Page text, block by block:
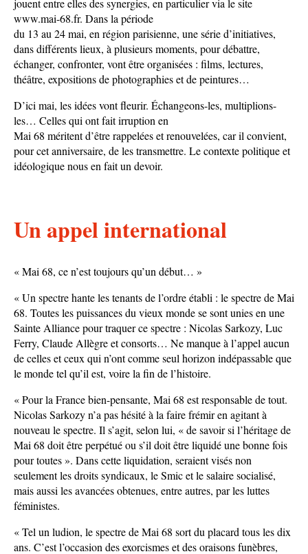
jouent entre elles des synergies, en particulier via le site
www.mai-68.fr. Dans la période
du 13 au 24 mai, en région parisienne, une série d’initiatives,
dans différents lieux, à plusieurs moments, pour débattre,
échanger, confronter, vont être organisées : films, lectures,
théâtre, expositions de photographies et de peintures…
D’ici mai, les idées vont fleurir. Échangeons-les, multiplions-
les… Celles qui ont fait irruption en
Mai 68 méritent d’être rappelées et renouvelées, car il convient,
pour cet anniversaire, de les transmettre. Le contexte politique et
idéologique nous en fait un devoir.
Un appel international
« Mai 68, ce n’est toujours qu’un début… »
« Un spectre hante les tenants de l’ordre établi : le spectre de Mai
68. Toutes les puissances du vieux monde se sont unies en une
Sainte Alliance pour traquer ce spectre : Nicolas Sarkozy, Luc
Ferry, Claude Allègre et consorts… Ne manque à l’appel aucun
de celles et ceux qui n’ont comme seul horizon indépassable que
le monde tel qu’il est, voire la fin de l’histoire.
« Pour la France bien-pensante, Mai 68 est responsable de tout.
Nicolas Sarkozy n’a pas hésité à la faire frémir en agitant à
nouveau le spectre. Il s’agit, selon lui, « de savoir si l’héritage de
Mai 68 doit être perpétué ou s’il doit être liquidé une bonne fois
pour toutes ». Dans cette liquidation, seraient visés non
seulement les droits syndicaux, le Smic et le salaire socialisé,
mais aussi les avancées obtenues, entre autres, par les luttes
féministes.
« Tel un ludion, le spectre de Mai 68 sort du placard tous les dix
ans. C’est l’occasion des exorcismes et des oraisons funèbres,